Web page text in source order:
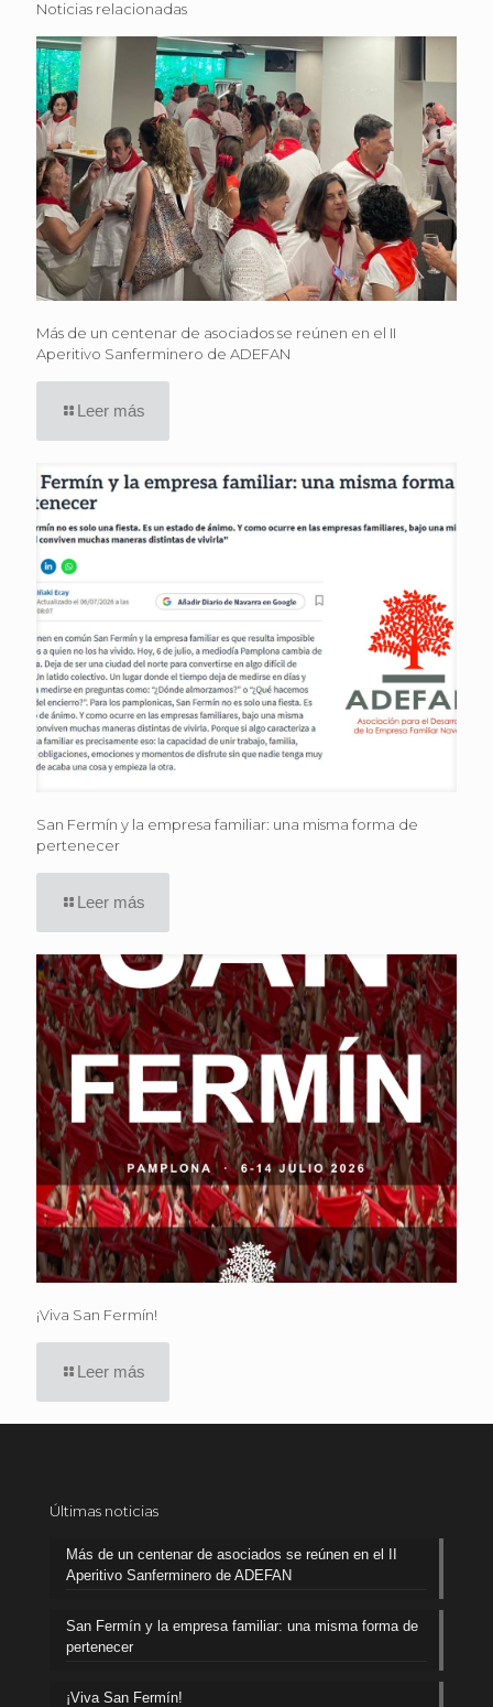
Noticias relacionadas
Más de un centenar de asociados se reúnen en el II
Aperitivo Sanferminero de ADEFAN
Leer más
San Fermín y la empresa familiar: una misma forma de
pertenecer
Leer más
¡Viva San Fermín!
Leer más
Últimas noticias
Más de un centenar de asociados se reúnen en el II
Aperitivo Sanferminero de ADEFAN
San Fermín y la empresa familiar: una misma forma de
pertenecer
¡Viva San Fermín!